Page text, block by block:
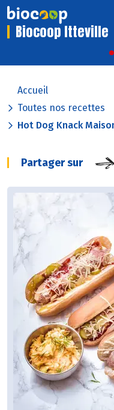
Biocoop Itteville
Accueil
Toutes nos recettes
Hot Dog Knack
Partager sur